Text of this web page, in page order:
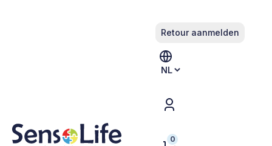
Retour aanmelden
Kies
taal
0
/
WINKELOVERZICHT
BLUE